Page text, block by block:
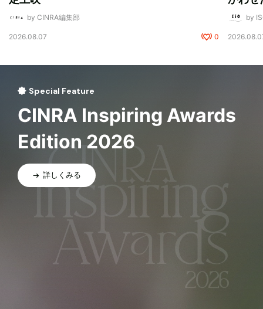
by CINRA編集部
2026.08.07 0
by
Special Feature
CINRA Inspiring Awards
Edition 2026
詳しくみる